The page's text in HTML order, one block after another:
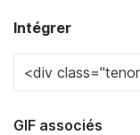
Intégrer
GIF associés